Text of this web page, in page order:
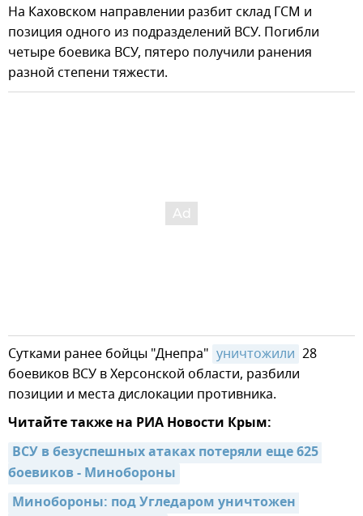
На Каховском направлении разбит склад ГСМ и
позиция одного из подразделений ВСУ. Погибли
четыре боевика ВСУ, пятеро получили ранения
разной степени тяжести.
Сутками ранее бойцы "Днепра" уничтожили 28
боевиков ВСУ в Херсонской области, разбили
позиции и места дислокации противника.
Читайте также на РИА Новости Крым:
ВСУ в безуспешных атаках потеряли еще 625
боевиков - Минобороны
Минобороны: под Угледаром уничтожен